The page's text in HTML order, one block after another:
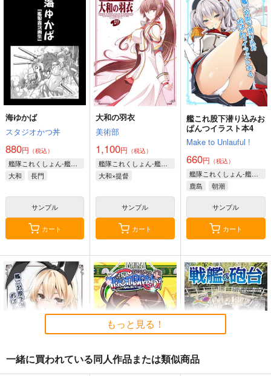
海ゆかば
スタジオかつ丼
880円 （税込）
艦隊これくしょん-艦これ-
大和
長門
サンプル
カート
大和の羽衣
美術部
1,100円 （税込）
艦隊これくしょん-艦これ-
大和×提督
サンプル
カート
艦これ股下潜り込みお
ぱんつイラスト本4
Make to Unlauful !
660円 （税込）
艦隊これくしょん-艦これ-
鹿島
朝潮
サンプル
カート
もっと見る！
一緒に買われている同人作品または類似商品